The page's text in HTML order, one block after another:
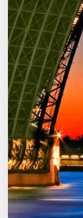
События
Города
Площадки
Артисты
Рейтинги